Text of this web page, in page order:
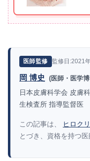
医師監修 監修日:2021
岡 博史 (医師・医学
日本皮膚科学会 皮膚
生検査所 指導監督医
この記事は、 ヒロク
とづき、資格を持つ